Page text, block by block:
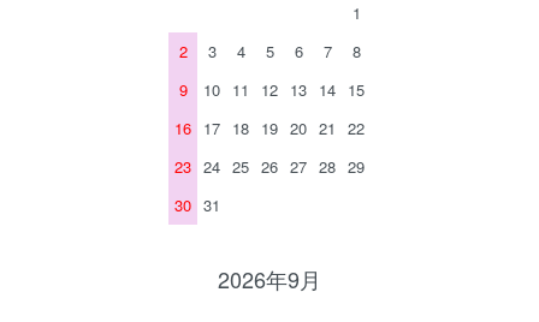
1
2
3 4 5 6 7
8
9
10 11 12 13 14 15
16 17 18 19 20 21
22
23 24 25 26 27 28 29
30 31
2026年9月